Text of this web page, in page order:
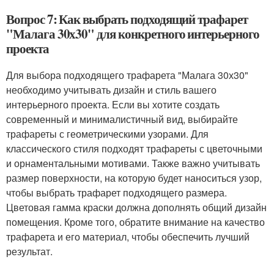
Вопрос 7: Как выбрать подходящий трафарет
"Малага 30х30" для конкретного интерьерного
проекта
Для выбора подходящего трафарета "Малага 30х30"
необходимо учитывать дизайн и стиль вашего
интерьерного проекта. Если вы хотите создать
современный и минималистичный вид, выбирайте
трафареты с геометрическими узорами. Для
классического стиля подходят трафареты с цветочными
и орнаментальными мотивами. Также важно учитывать
размер поверхности, на которую будет наноситься узор,
чтобы выбрать трафарет подходящего размера.
Цветовая гамма краски должна дополнять общий дизайн
помещения. Кроме того, обратите внимание на качество
трафарета и его материал, чтобы обеспечить лучший
результат.